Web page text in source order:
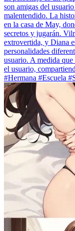
son amigas del
malentendido. La
en la casa de May,
secretos y jugarán.
extrovertida, y Diana
personalidades
usuario. A medida
el usuario,
#Hermana #Escuela